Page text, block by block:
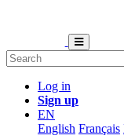
Log in
Sign up
EN
English Français